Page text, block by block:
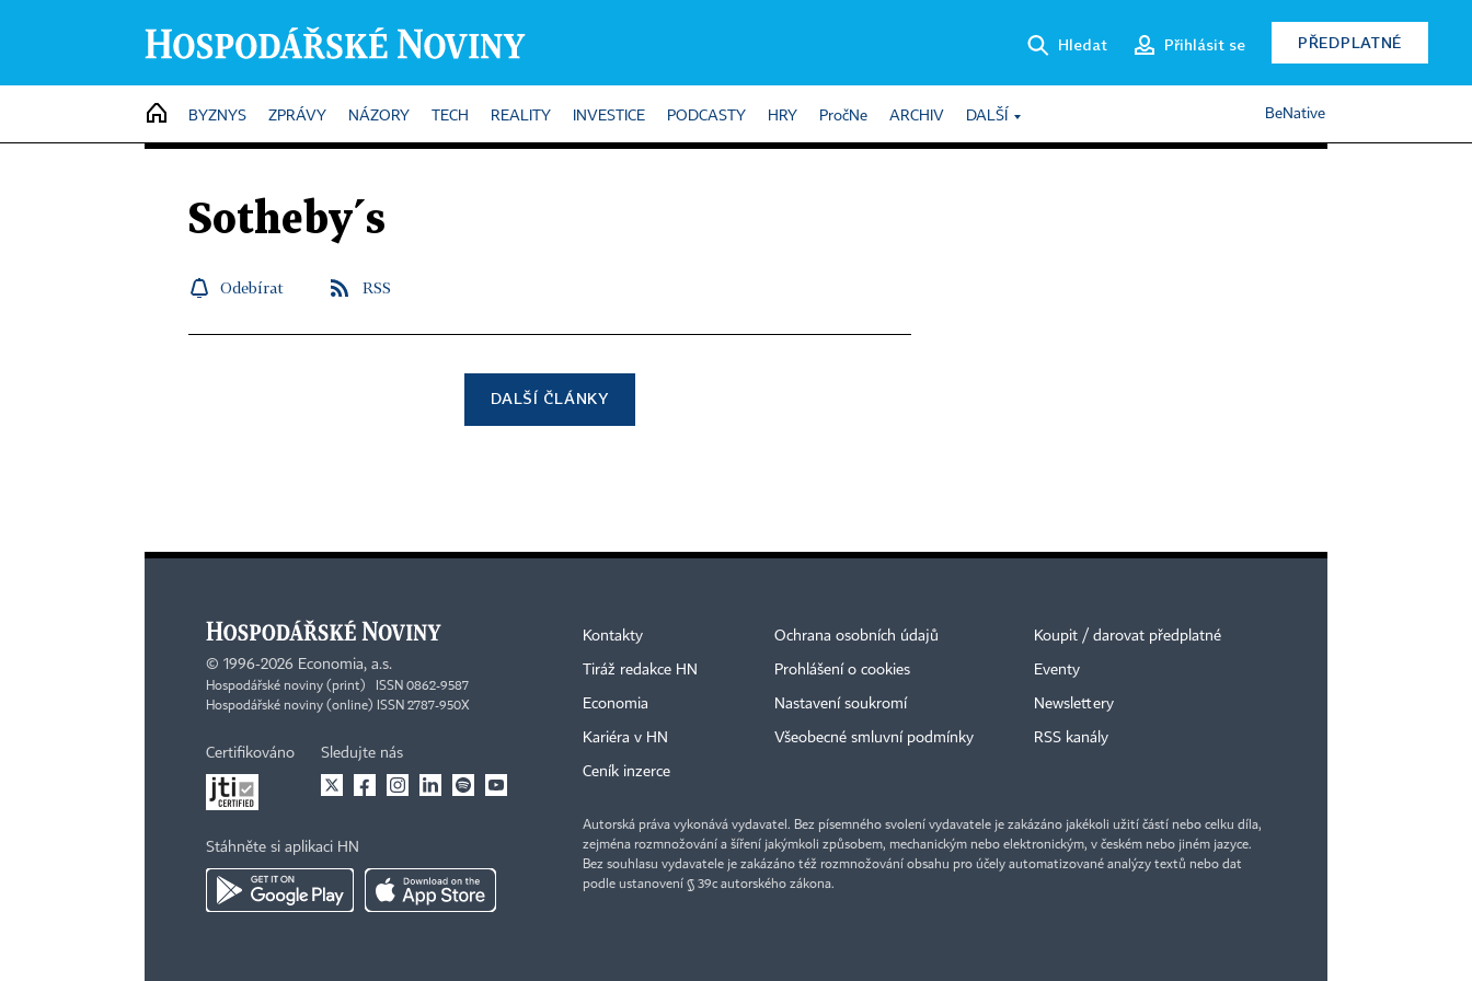
Hledat Přihlásit se PŘEDPLATNÉ
HOME
BYZNYS ZPRÁVY NÁZORY TECH REALITY INVESTICE PODCASTY HRY PročNe ARCHIV DALŠÍ BeNative
Sotheby´s
Odebírat RSS
DALŠÍ ČLÁNKY
© 1996-2026 Economia, a.s.
Hospodářské noviny (print) ISSN 0862-9587
Hospodářské noviny (online) ISSN 2787-950X
Certifikováno Sledujte nás
Stáhněte si aplikaci HN
Kontakty
Tiráž redakce HN
Economia
Kariéra v HN
Ceník inzerce
Ochrana osobních údajů
Prohlášení o cookies
Nastavení soukromí
Všeobecné smluvní podmínky
Koupit / darovat předplatné
Eventy
Newslettery
RSS kanály
Autorská práva vykonává vydavatel. Bez písemného svolení vydavatele je zakázáno jakékoli užití částí nebo celku díla,
zejména rozmnožování a šíření jakýmkoli způsobem, mechanickým nebo elektronickým, v českém nebo jiném jazyce.
Bez souhlasu vydavatele je zakázáno též rozmnožování obsahu pro účely automatizované analýzy textů nebo dat
podle ustanovení § 39c autorského zákona.